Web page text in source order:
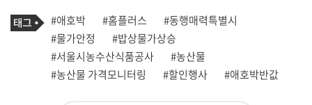
기
사
관
련
태
그
태
그
#애호박 #홈플러스
#동행매력특별시
#물가안정
#밥상물가상승
#서울시농수산식품공사
#농산물
#농산물 가격모니터링
#할인행사 #애호박반값